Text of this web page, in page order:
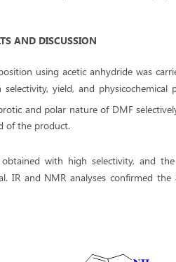
AND DISCUSSION
using acetic anhydride was
yield, and physicochemical
and polar nature of DMF
of the product.
with high selectivity, and
IR and NMR analyses confirmed